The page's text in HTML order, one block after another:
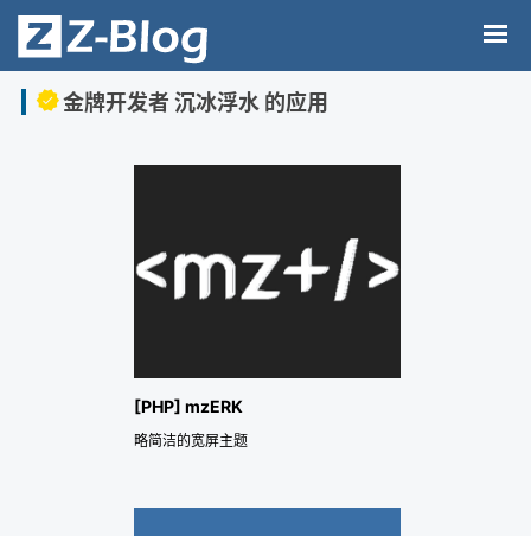
金牌开发者 沉冰浮水 的应用
[PHP] mzERK
略简洁的宽屏主题